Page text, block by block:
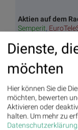
Aktien auf dem
Semperit,
Adisa,BTV AG,
DO&CO, CPI
Symrise,Bayer
Fresenius,
Random
Dienste,
möchten
Hier können Sie die
möchten, bewerten
Aktivieren oder
halten. Um mehr zu
Datenschutzerklärung